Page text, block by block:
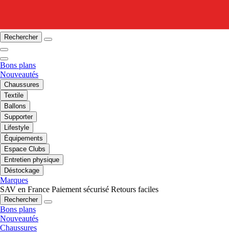
Rechercher
Bons plans
Nouveautés
Chaussures
Textile
Ballons
Supporter
Lifestyle
Équipements
Espace Clubs
Entretien physique
Déstockage
Marques
SAV en France Paiement sécurisé Retours faciles
Rechercher
Bons plans
Nouveautés
Chaussures